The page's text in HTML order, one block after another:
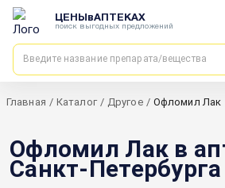
ЦЕНЫвАПТЕКАХ
поиск выгодных предложений
Главная / Каталог / Другое / Офломил Лак
Офломил Лак в
Санкт-Петербурга